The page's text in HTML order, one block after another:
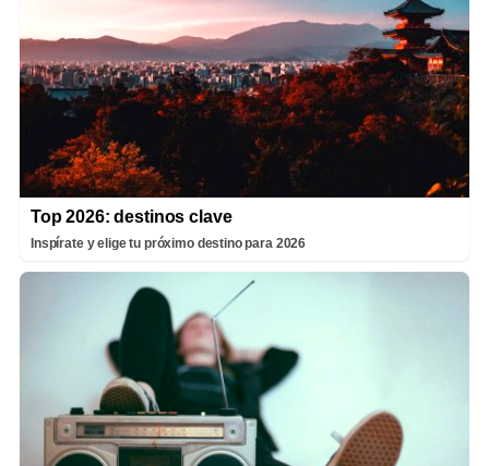
Top 2026: destinos clave
Inspírate y elige tu próximo destino para 2026